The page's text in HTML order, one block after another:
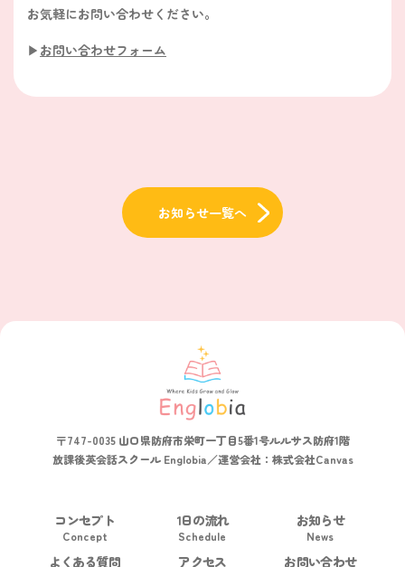
お気軽にお問い合わせください。
▶︎ お問い合わせフォーム
お知らせ一覧へ
【終了】10月ハロウィンイベント参加者募集
〒747-0035 山口県防府市栄町一丁目5番1号ルルサス防府1階
放課後英会話スクール Englobia／運営会社：株式会社Canvas
コンセプト
Concept
1日の流れ
Schedule
お知らせ
News
よくある質問 アクセス お問い合わせ